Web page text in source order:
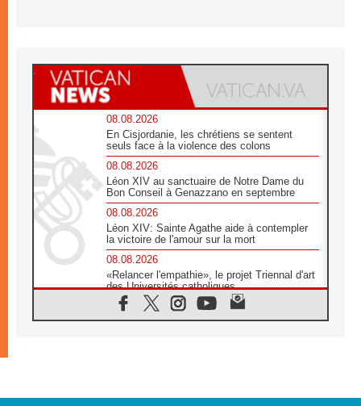
08.08.2026
En Cisjordanie, les chrétiens se sentent
seuls face à la violence des colons
08.08.2026
Léon XIV au sanctuaire de Notre Dame du
Bon Conseil à Genazzano en septembre
08.08.2026
Léon XIV: Sainte Agathe aide à contempler
la victoire de l'amour sur la mort
08.08.2026
«Relancer l'empathie», le projet Triennal d'art
des Universités catholiques
08.08.2026
Signis 2026, donner la parole aux religieuses
07.08.2026